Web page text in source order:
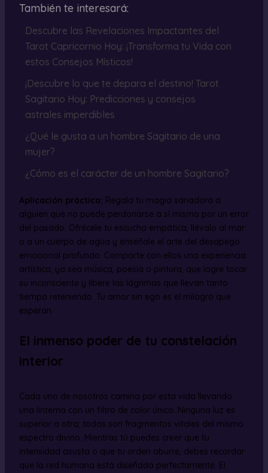
También te interesará:
Descubre las Revelaciones Impactantes del
Tarot Capricornio Hoy: ¡Transforma tu Vida con
estos Consejos Místicos!
¡Descubre lo que te depara el destino! Tarot
Sagitario Hoy: Predicciones y consejos
astrales imperdibles
¿Qué le gusta a un hombre Sagitario de una
mujer?
¿Cómo es el carácter de un hombre Sagitario?
Aplicación práctica: Regala tu magia sanadora a
alguien que no puede perdonarse a sí mismo por un error
del pasado. Ofrécele tu escucha empática, llévalo al mar
o a un cuerpo de agua y enséñale el arte del desapego
emocional profundo. Comparte con ellos una experiencia
artística, ya sea música, poesía o pintura, que logre tocar
su inconsciente y libere las lágrimas que llevan tanto
tiempo reteniendo. Tu amor sin ego es el milagro que
esperan.
El inmenso poder de tu constelación
interior
Cada uno de nosotros camina por esta vida llevando
una linterna con un filtro de color único. Ninguna luz es
superior a otra; todas son fragmentos vitales del mismo
espectro divino. Mientras tú puedes creer que tu
intensidad asusta o que tu orden aburre, debes recordar
que la red humana está diseñada perfectamente. El